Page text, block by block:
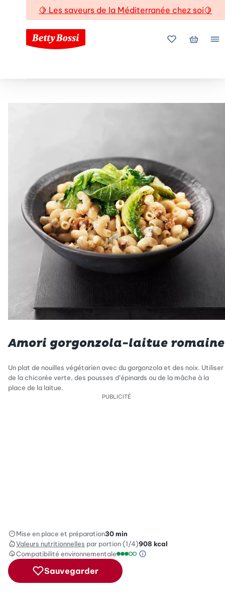
🍋 Les saveurs de la Méditerranée chez soi🍋
Mes favoris
Mon
Amori gorgonzola-laitue romaine
Un plat de nouilles végétarien avec du gorgonzola et des noix. Utiliser
de la chicorée verte, des pousses d’épinards ou de la mâche à la
place de la laitue.
PUBLICITÉ
Mise en place et préparation30 min
Valeurs nutritionnelles par portion (1/4)908 kcal
Compatibilité environnementale
Échelle de compatibilité
Information sur
Sauvegarder